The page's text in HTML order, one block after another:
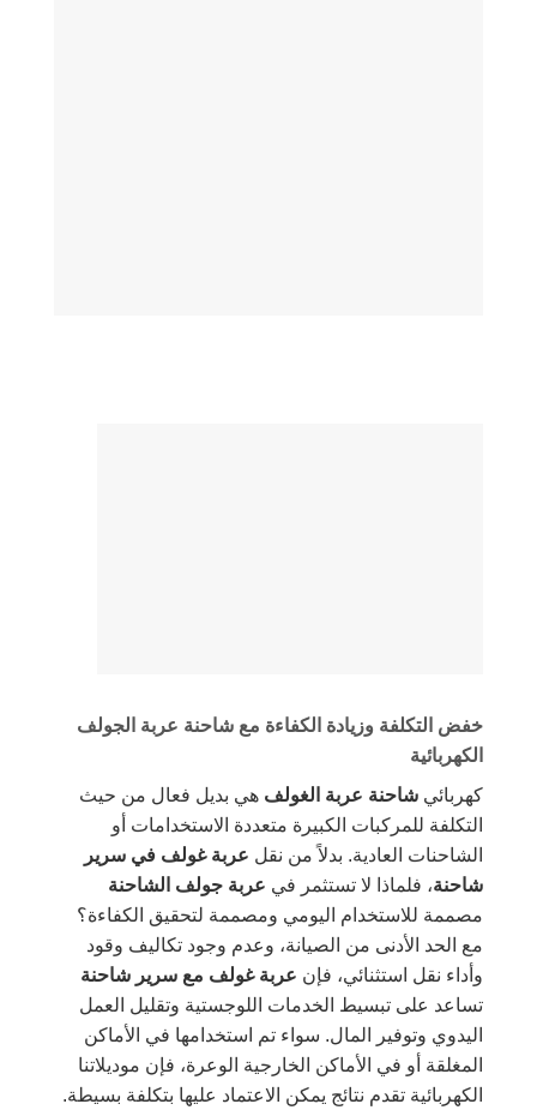
خفض التكلفة وزيادة الكفاءة مع شاحنة عربة الجولف
الكهربائية
كهربائي شاحنة عربة الغولف هي بديل فعال من حيث
التكلفة للمركبات الكبيرة متعددة الاستخدامات أو
الشاحنات العادية. بدلاً من نقل عربة غولف في سرير
شاحنة، فلماذا لا تستثمر في عربة جولف الشاحنة
مصممة للاستخدام اليومي ومصممة لتحقيق الكفاءة؟
مع الحد الأدنى من الصيانة، وعدم وجود تكاليف وقود
وأداء نقل استثنائي، فإن عربة غولف مع سرير شاحنة
تساعد على تبسيط الخدمات اللوجستية وتقليل العمل
اليدوي وتوفير المال. سواء تم استخدامها في الأماكن
المغلقة أو في الأماكن الخارجية الوعرة، فإن موديلاتنا
الكهربائية تقدم نتائج يمكن الاعتماد عليها بتكلفة بسيطة.